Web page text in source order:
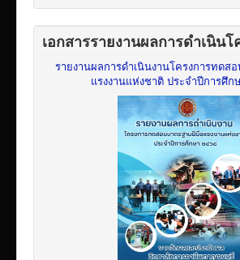
เอกสารรายงานผลการดำเนินโ
รายงานผลการดำเนินงานโครงการทดส
แรงงานแห่งชาติ ประจำปีการศึก